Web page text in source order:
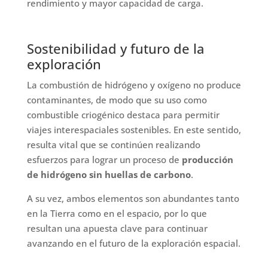
rendimiento y mayor capacidad de carga.
Sostenibilidad y futuro de la
exploración
La combustión de hidrógeno y oxígeno no produce
contaminantes, de modo que su uso como
combustible criogénico destaca para permitir
viajes interespaciales sostenibles. En este sentido,
resulta vital que se continúen realizando
esfuerzos para lograr un proceso de producción
de hidrógeno sin huellas de carbono.
A su vez, ambos elementos son abundantes tanto
en la Tierra como en el espacio, por lo que
resultan una apuesta clave para continuar
avanzando en el futuro de la exploración espacial.